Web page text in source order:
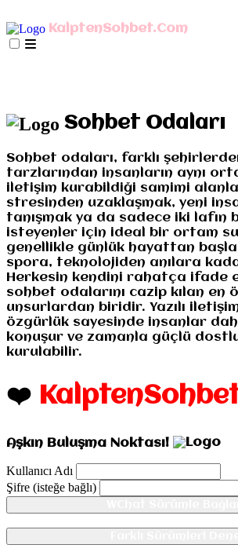
KalptenSohbet.Com
Sohbet Odaları
Sohbet odaları, farklı
tarzlarından insanların aynı
iletişim kurabildiği samimi
stresinden uzaklaşmak, yeni
tanışmak ya da sadece iki lafın
isteyenler için ideal bir ortam
genellikle günlük hayattan
spora, teknolojiden anılara
Herkesin kendini rahatça ifade
sohbet odalarını cazip kılan en
unsurlardan biridir. Yazılı
özgürlük sayesinde insanlar
konuşur ve zamanla güçlü
kurulabilir.
❤️
Aşkın Buluşma Noktası!
Kullanıcı Adı
Şifre (isteğe bağlı)